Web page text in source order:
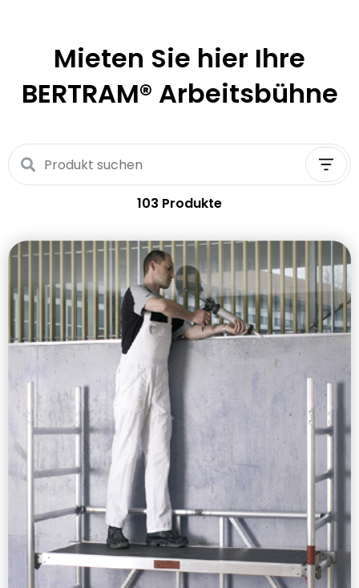
Mieten Sie hier Ihre
BERTRAM® Arbeitsbühne
103 Produkte